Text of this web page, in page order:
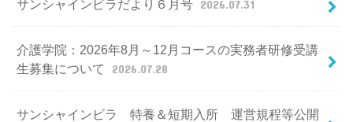
サンシャインビラだより６月号 2026.07.31
介護学院：2026年8月～12月コースの実務者研修受講
生募集について
2026.07.28
サンシャインビラ 特養＆短期入所 運営規程等公開